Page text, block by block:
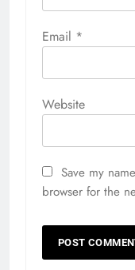
Email *
Website
Save my
browser for the